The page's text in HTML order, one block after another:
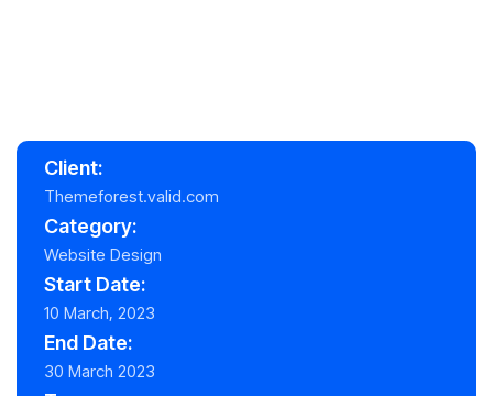
Client:
Themeforest.valid.com
Category:
Website Design
Start Date:
10 March, 2023
End Date:
30 March 2023